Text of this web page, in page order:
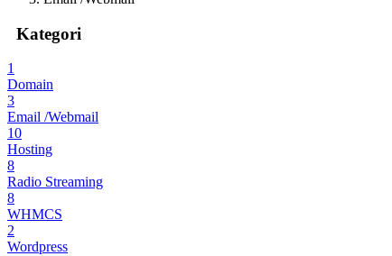
Kategori
1
Domain
3
Email /Webmail
10
Hosting
8
Radio Streaming
8
WHMCS
2
Wordpress